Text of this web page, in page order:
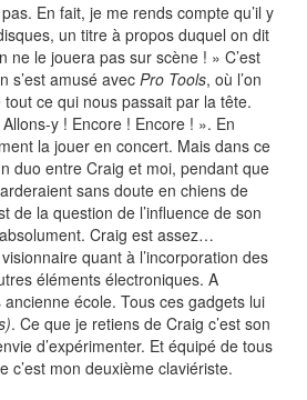
En fait, je me rends compte qu’il y
un titre à propos duquel on dit
ne le jouera pas sur scène ! » C’est
s’est amusé avec Pro Tools, où l’on
ce qui nous passait par la tête.
y ! Encore ! Encore ! ». En
la jouer en concert. Mais dans ce
duo entre Craig et moi, pendant que
sans doute en chiens de
de la question de l’influence de son
Craig est assez…
quant à l’incorporation des
éléments électroniques. A
ancienne école. Tous ces gadgets lui
. Ce que je retiens de Craig c’est son
d’expérimenter. Et équipé de tous
c’est mon deuxième claviériste.